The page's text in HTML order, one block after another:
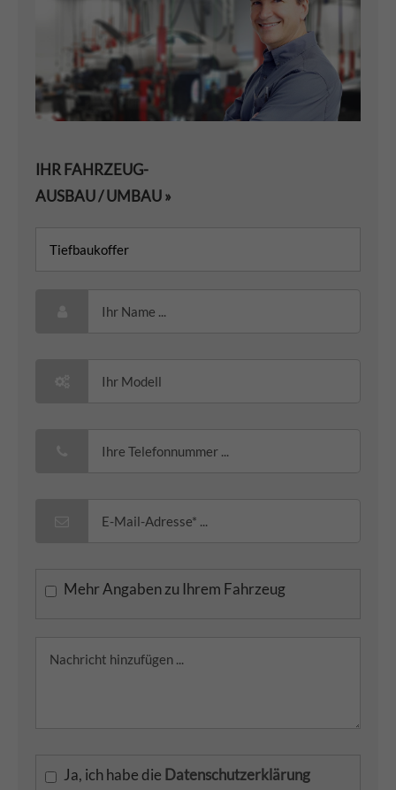
IHR FAHRZEUG-
AUSBAU / UMBAU »
Mehr Angaben zu Ihrem Fahrzeug
Ja, ich habe die Datenschutzerklärung